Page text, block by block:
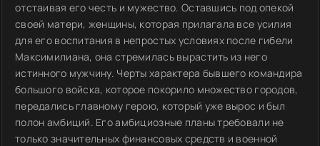
отстаивая его честь и мужество. Оставшись под опекой
своей матери, женщины, которая прилагала все усилия
для его воспитания в непростых условиях после гибели
Максимилиана, она стремилась вырастить из него
истинного мужчину. Черты характера бывшего командира
большого войска, которое покорило множество городов,
передались главному герою, который уже вырос и был
полон амбиций. Его амбициозные планы требовали не
только значительных финансовых средств и военной